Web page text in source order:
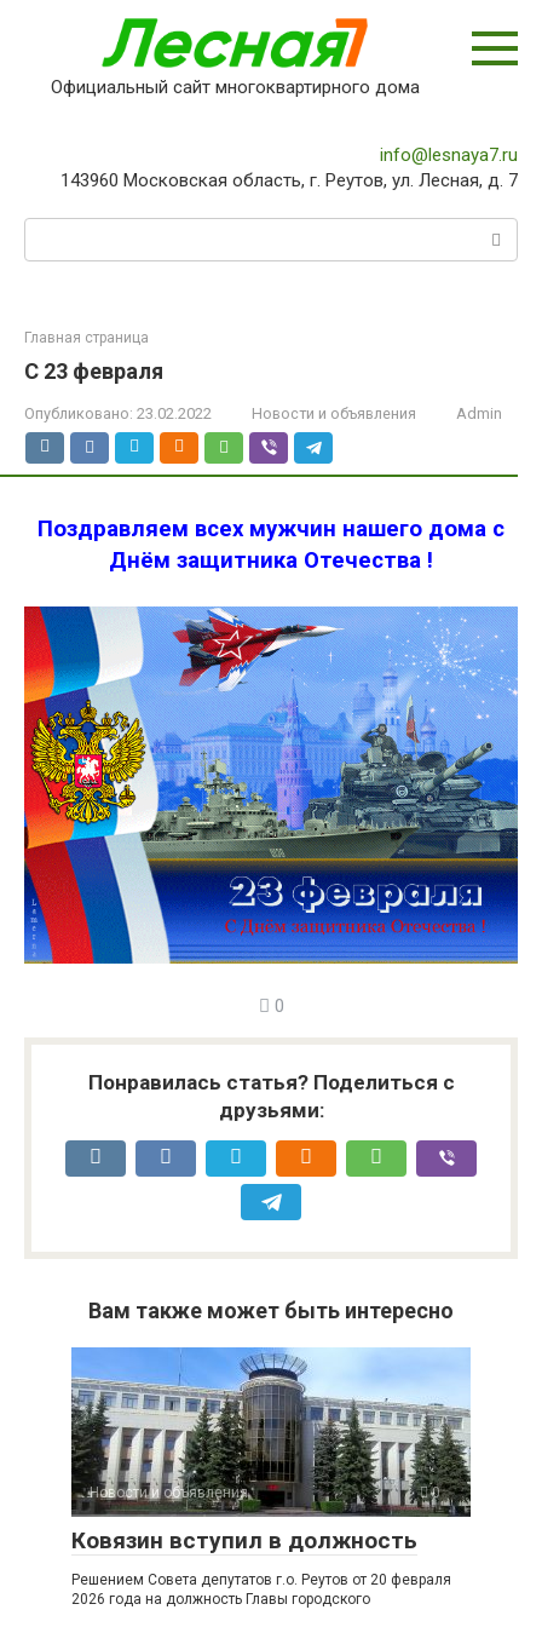
Официальный сайт многоквартирного дома
info@lesnaya7.ru
143960 Московская область, г. Реутов, ул. Лесная, д. 7
Главная страница
C 23 февраля
Опубликовано: 23.02.2022 Новости и объявления Admin
Поздравляем всех мужчин нашего дома с
Днём защитника Отечества !
0
Понравилась статья? Поделиться с
друзьями:
Вам также может быть интересно
Новости и объявления 0
Ковязин вступил в должность
Решением Совета депутатов г.о. Реутов от 20 февраля
2026 года на должность Главы городского